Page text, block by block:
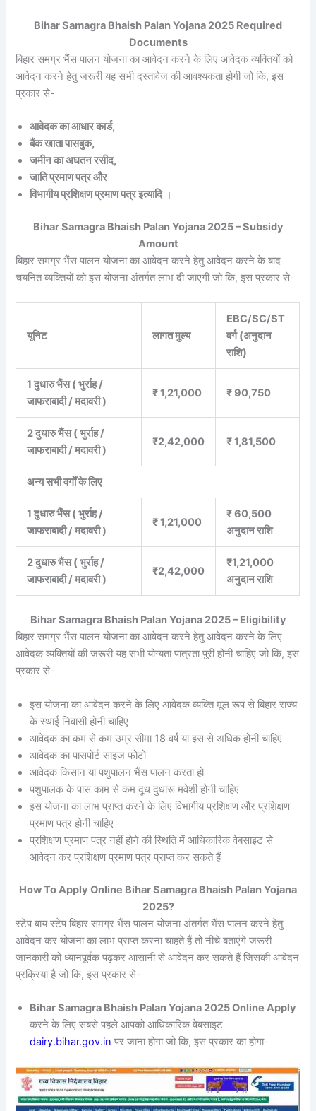
Bihar Samagra Bhaish Palan Yojana 2025 Required
Documents
बिहार समग्र भैंस पालन योजना का आवेदन करने के लिए आवेदक व्यक्तियों को
आवेदन करने हेतु जरूरी यह सभी दस्तावेज की आवश्यकता होगी जो कि, इस
प्रकार से-
आवेदक का आधार कार्ड,
बैंक खाता पासबुक,
जमीन का अघतन रसीद,
जाति प्रमाण पत्र और
विभागीय प्रशिक्षण प्रमाण पत्र इत्यादि।
Bihar Samagra Bhaish Palan Yojana 2025 – Subsidy
Amount
बिहार समग्र भैंस पालन योजना का आवेदन करने हेतु आवेदन करने के बाद
चयनित व्यक्तियों को इस योजना अंतर्गत लाभ दी जाएगी जो कि, इस प्रकार से-
यूनिट लागत मुल्य
EBC/SC/ST
वर्ग (अनुदान
राशि)
1 दुधारु भैंस ( भुर्राह /
जाफराबादी / मदावरी )
₹ 1,21,000 ₹ 90,750
2 दुधारु भैंस ( भुर्राह /
जाफराबादी / मदावरी )
₹2,42,000 ₹ 1,81,500
अन्य सभी वर्गों के लिए
1 दुधारु भैंस ( भुर्राह /
जाफराबादी / मदावरी )
₹ 1,21,000
₹ 60,500
अनुदान राशि
2 दुधारु भैंस ( भुर्राह /
जाफराबादी / मदावरी )
₹2,42,000
₹1,21,000
अनुदान राशि
Bihar Samagra Bhaish Palan Yojana 2025 – Eligibility
बिहार समग्र भैंस पालन योजना का आवेदन करने हेतु आवेदन करने के लिए
आवेदक व्यक्तियों की जरूरी यह सभी योग्यता पात्रता पूरी होनी चाहिए जो कि, इस
प्रकार से-
इस योजना का आवेदन करने के लिए आवेदक व्यक्ति मूल रूप से बिहार राज्य
के स्थाई निवासी होनी चाहिए
आवेदक का कम से कम उम्र सीमा 18 वर्ष या इस से अधिक होनी चाहिए
आवेदक का पासपोर्ट साइज फोटो
आवेदक किसान या पशुपालन भैंस पालन करता हो
पशुपालक के पास काम से कम दूध दुधारू मवेशी होनी चाहिए
इस योजना का लाभ प्राप्त करने के लिए विभागीय प्रशिक्षण और प्रशिक्षण
प्रमाण पत्र होनी चाहिए
प्रशिक्षण प्रमाण पत्र नहीं होने की स्थिति में आधिकारिक वेबसाइट से
आवेदन कर प्रशिक्षण प्रमाण पत्र प्राप्त कर सकते हैं
How To Apply Online Bihar Samagra Bhaish Palan Yojana
2025?
स्टेप बाय स्टेप बिहार समग्र भैंस पालन योजना अंतर्गत भैंस पालन करने हेतु
आवेदन कर योजना का लाभ प्राप्त करना चाहते हैं तो नीचे बताएंगे जरूरी
जानकारी को ध्यानपूर्वक पढ़कर आसानी से आवेदन कर सकते हैं जिसकी आवेदन
प्रक्रिया है जो कि, इस प्रकार से-
Bihar Samagra Bhaish Palan Yojana 2025 Online Apply
करने के लिए सबसे पहले आपको आधिकारिक वेबसाइट
dairy.bihar.gov.in पर जाना होगा जो कि, इस प्रकार का होगा-